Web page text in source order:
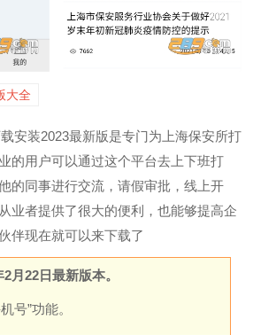
大全
载安装2023最新版是专门为上海保安所打
的用户可以通过这个平台去上下班打
的同事进行交流，请假审批，线上开
业者提供了很大的便利，也能够提高企
伴现在就可以来下载了
月22日最新版本。
号”功能。